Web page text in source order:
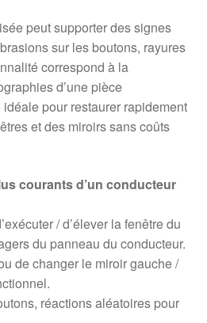
peut supporter des signes
sur les boutons, rayures
correspond à la
d’une pièce
pour restaurer rapidement
et des miroirs sans coûts
courants d’un conducteur
/ d’élever la fenêtre du
du panneau du conducteur.
de changer le miroir gauche /
réactions aléatoires pour